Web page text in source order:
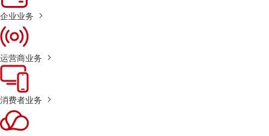
企业业务
运营商业务
消费者业务